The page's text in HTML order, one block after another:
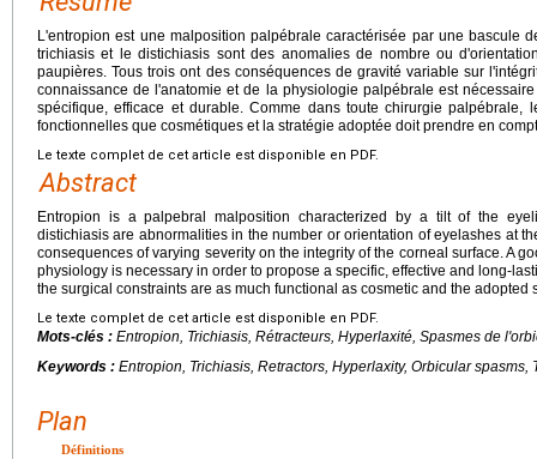
L'entropion est une malposition palpébrale caractérisée par une bascule
trichiasis et le distichiasis sont des anomalies de nombre ou
paupières. Tous trois ont des conséquences de gravité variable sur
connaissance de l'anatomie et de la physiologie palpébrale est
spécifique, efficace et durable. Comme dans toute chirurgie palpébrale,
fonctionnelles que cosmétiques et la stratégie adoptée doit prendre en
Le texte complet de cet article est disponible en PDF.
Abstract
Entropion is a palpebral malposition characterized by a tilt of the
distichiasis are abnormalities in the number or orientation of eyelashes at
consequences of varying severity on the integrity of the corneal surface. A
physiology is necessary in order to propose a specific, effective and long-
the surgical constraints are as much functional as cosmetic and the adopted
Le texte complet de cet article est disponible en PDF.
Mots-clés : Entropion, Trichiasis, Rétracteurs, Hyperlaxité, Spasmes de
Keywords : Entropion, Trichiasis, Retractors, Hyperlaxity, Orbicular spasms,
Plan
Définitions